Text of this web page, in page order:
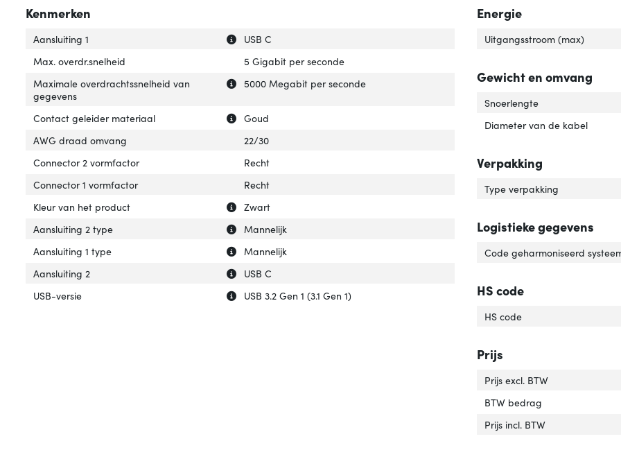
Kenmerken
Uitleg over 'Aansluiting 1'
Verberg uitleg over 'Aansluiting 1'
Aansluiting 1
USB C
Max. overdr.snelheid
5 Gigabit per seconde
Uitleg over 'Maximale overdrachtssnelheid van gegevens'
Verberg uitleg over 'Maximale overdrachtssnelheid van gegevens'
Maximale overdrachtssnelheid van
gegevens
5000 Megabit per seconde
Uitleg over 'Contact geleider materiaal'
Verberg uitleg over 'Contact geleider materiaal'
Contact geleider materiaal
Goud
AWG draad omvang
22/30
Connector 2 vormfactor
Recht
Connector 1 vormfactor
Recht
Uitleg over 'Kleur van het product'
Verberg uitleg over 'Kleur van het product'
Kleur van het product
Zwart
Uitleg over 'Aansluiting 2 type'
Verberg uitleg over 'Aansluiting 2 type'
Aansluiting 2 type
Mannelijk
Uitleg over 'Aansluiting 1 type'
Verberg uitleg over 'Aansluiting 1 type'
Aansluiting 1 type
Mannelijk
Uitleg over 'Aansluiting 2'
Verberg uitleg over 'Aansluiting 2'
Aansluiting 2
USB C
Uitleg over 'USB-versie'
Verberg uitleg over 'USB-versie'
USB-versie USB 3.2 Gen 1 (3.1 Gen 1)
Energie
Uitgangsstroom (max)
Gewicht en omvang
Snoerlengte
Diameter van de kabel
Verpakking
Type verpakking
Logistieke gegevens
Code geharmoniseerd
HS code
HS code
Prijs
Prijs excl. BTW
BTW bedrag
Prijs incl. BTW